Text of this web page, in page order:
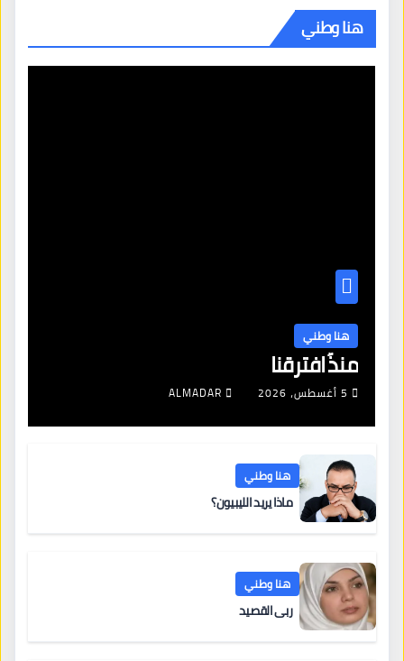
هنا وطني
هنا وطني
منذُ افترقنا
5 أغسطس، 2026 ALMADAR
هنا وطني
ماذا يريد الليبيون؟
هنا وطني
ربى القصيد